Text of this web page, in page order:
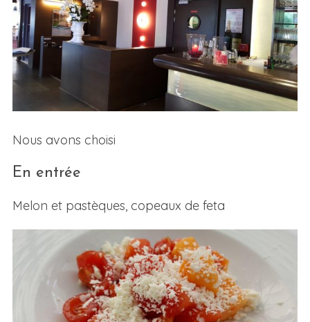
Nous avons choisi
En entrée
Melon et pastèques, copeaux de feta